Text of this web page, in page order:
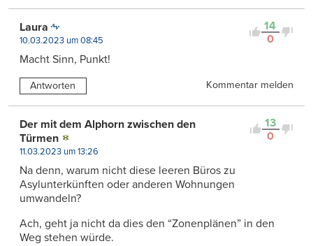
14
0
Laura
10.03.2023 um 08:45
Macht Sinn, Punkt!
Antworten Kommentar melden
13
0
Der mit dem Alphorn zwischen den
Türmen
11.03.2023 um 13:26
Na denn, warum nicht diese leeren Büros zu
Asylunterkünften oder anderen Wohnungen
umwandeln?
Ach, geht ja nicht da dies den “Zonenplänen” in den
Weg stehen würde.